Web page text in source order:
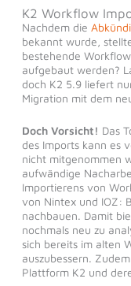
K2 Workflow
Nachdem die
bekannt wurde,
bestehende
aufgebaut werden?
doch K2 5.9 liefert
Migration mit dem
Doch Vorsicht! Das
des Imports kann es
nicht mitgenommen
aufwändige
Importierens von
von Nintex und IOZ:
nachbauen. Damit
nochmals neu zu
sich bereits im alten
auszubessern.
Plattform K2 und